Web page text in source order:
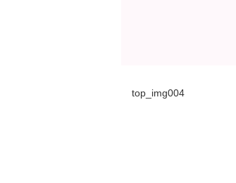
top_img004